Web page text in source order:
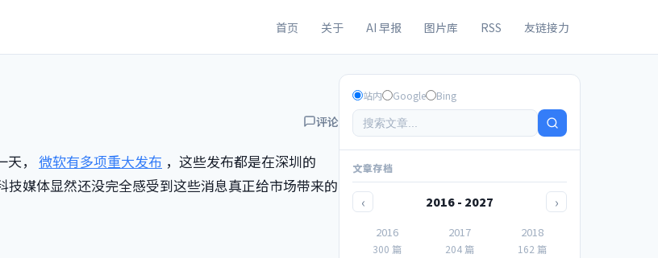
首页 关于 AI 早报 图片库 RSS 友链接力
评论
， 微软有多项重大发布 ，这些发布都是在深圳的
媒体显然还没完全感受到这些消息真正给市场带来的
站内 Google Bing
文章存档
‹ 2016 - 2027 ›
2016
300 篇
2017
204 篇
2018
162 篇